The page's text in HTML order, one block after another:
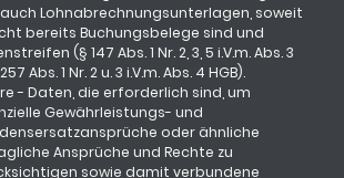
Lohnabrechnungsunterlagen, soweit
bereits Buchungsbelege sind und
(§ 147 Abs. 1 Nr. 2, 3, 5 i.V.m. Abs. 3
Abs. 1 Nr. 2 u. 3 i.V.m. Abs. 4 HGB).
- Daten, die erforderlich sind, um
Gewährleistungs- und
oder ähnliche
Ansprüche und Rechte zu
sowie damit verbundene